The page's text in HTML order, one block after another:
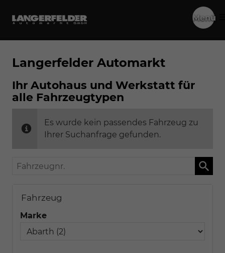
Menü
Langerfelder Automarkt
Ihr Autohaus und Werkstatt für
alle Fahrzeugtypen
Es wurde kein passendes Fahrzeug zu
Ihrer Suchanfrage gefunden.
Fahrzeugnr.
Fahrzeug
Marke